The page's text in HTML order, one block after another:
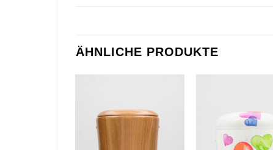
ÄHNLICHE PRODUKTE